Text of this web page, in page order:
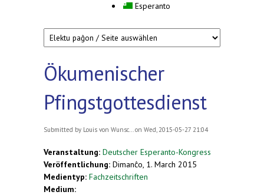
Esperanto
Ökumenischer
Pfingstgottesdienst
Submitted by Louis von Wunsc... on Wed, 2015-05-27 21:04
Veranstaltung: Deutscher Esperanto-Kongress
Veröffentlichung: Dimanĉo, 1. March 2015
Medientyp: Fachzeitschriften
Medium: